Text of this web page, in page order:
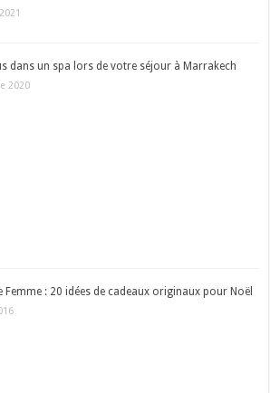
dans un spa lors de votre séjour à Marrakech
2020
Femme : 20 idées de cadeaux originaux pour Noël